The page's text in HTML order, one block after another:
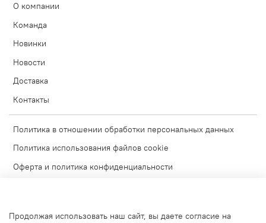
О компании
Команда
Новинки
Новости
Доставка
Контакты
Политика в отношении обработки персональных данных
Политика использования файлов cookie
Оферта и политика конфиденциальности
Продолжая использовать наш сайт, вы даете согласие на